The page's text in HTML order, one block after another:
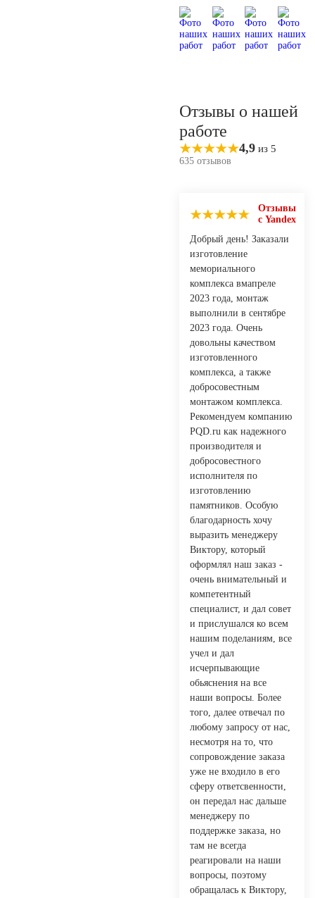
Отзывы о нашей
работе
4,9 из 5
635 отзывов
Отзывы
с Yandex
Добрый день! Заказали
изготовление
мемориального
комплекса вмапреле
2023 года, монтаж
выполнили в сентябре
2023 года. Очень
довольны качеством
изготовленного
комплекса, а также
добросовестным
монтажом комплекса.
Рекомендуем компанию
PQD.ru как надежного
производителя и
добросовестного
исполнителя по
изготовлению
памятников. Особую
благодарность хочу
выразить менеджеру
Виктору, который
оформлял наш заказ -
очень внимательный и
компетентный
специалист, и дал совет
и прислушался ко всем
нашим поделаниям, все
учел и дал
исчерпывающие
обьяснения на все
наши вопросы. Более
того, далее отвечал по
любому запросу от нас,
несмотря на то, что
сопровождение заказа
уже не входило в его
сферу ответсвенности,
он передал нас дальше
менеджеру по
поддержке заказа, но
там не всегда
реагировали на наши
вопросы, поэтому
обращалась к Виктору,